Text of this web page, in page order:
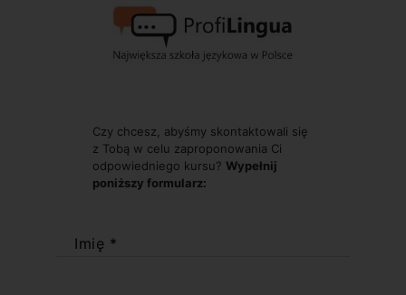
Czy chcesz, abyśmy skontaktowali się
z Tobą w celu zaproponowania Ci
odpowiedniego kursu? Wypełnij
poniższy formularz:
Imię *